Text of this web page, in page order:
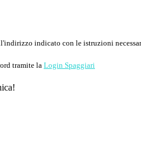
indicato con le istruzioni
tramite la Login Spaggiari